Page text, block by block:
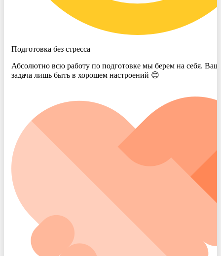
Подготовка без стресса
Абсолютно всю работу по подготовке мы берем на себя.
задача лишь быть в хорошем настроений 😊